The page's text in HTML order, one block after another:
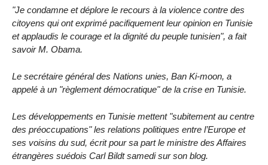
"Je condamne et déplore le recours à la violence contre des
citoyens qui ont exprimé pacifiquement leur opinion en Tunisie
et applaudis le courage et la dignité du peuple tunisien", a fait
savoir M. Obama.
Le secrétaire général des Nations unies, Ban Ki-moon, a
appelé à un "règlement démocratique" de la crise en Tunisie.
Les développements en Tunisie mettent "subitement au centre
des préoccupations" les relations politiques entre l’Europe et
ses voisins du sud, écrit pour sa part le ministre des Affaires
étrangères suédois Carl Bildt samedi sur son blog.